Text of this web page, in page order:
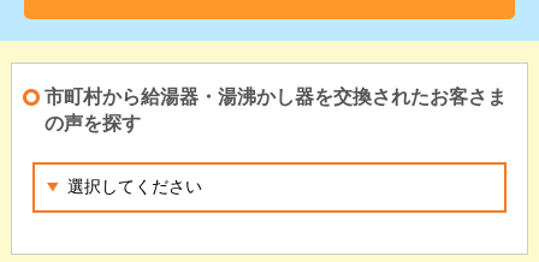
市町村から給湯器・湯沸かし器を交換されたお客さま
の声を探す